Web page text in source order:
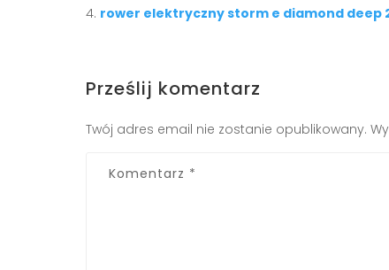
rower elektryczny storm e diamond deep
Prześlij komentarz
Twój adres email nie zostanie opublikowany.